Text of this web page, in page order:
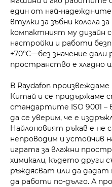
един от най-надеждните
втулки за зъбни колела
компактният му дизайн
настройки и работи
+70°C—без значение
пространство е хладно
В Raydafon
Китай и се придържаме
стандартите ISO 9001 –
да се уверим, че е
Найлоновият ръкав е не
непроводим и устойчив
играта за влажни
химикали, където други
ръждясват или да дадат
да работи по-дълго. А